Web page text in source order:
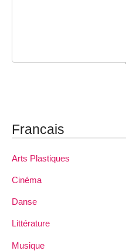
Francais
Arts Plastiques
Cinéma
Danse
Littérature
Musique